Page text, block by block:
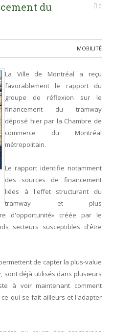
du
0
MOBILITÉ
La Ville de Montréal a reçu
favorablement le rapport du
groupe de réflexion sur le
financement du tramway
déposé hier par la Chambre de
commerce du Montréal
métropolitain.
Le rapport identifie notamment
des sources de financement
liées à l'effet structurant du
tramway et plus
d'opportunité» créée par le
secteurs susceptibles d'être
de capter la plus-value
sont déjà utilisés dans plusieurs
à voir maintenant comment
qui se fait ailleurs et l'adapter